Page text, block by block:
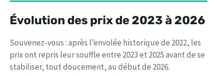
Évolution des prix de 2023 à 2026
Souvenez-vous : après l’envolée historique de 2022, les
prix ont repris leur souffle entre 2023 et 2025 avant de se
stabiliser, tout doucement, au début de 2026.